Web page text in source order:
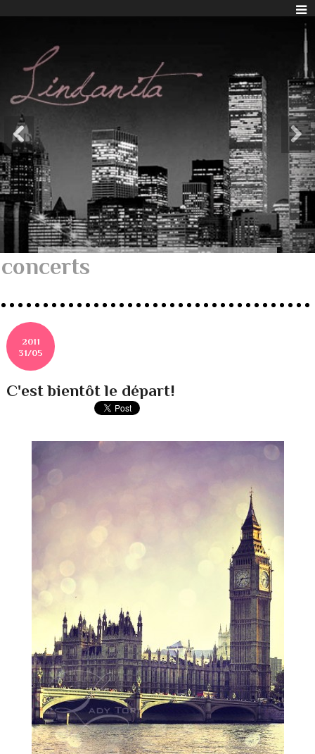
concerts
2011
31/05
C'est bientôt le départ!